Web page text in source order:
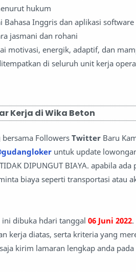
hukum
Bahasa Inggris dan aplikasi
jasmani dan rohani
motivasi, energik, adaptif, dan
di seluruh unit kerja
Kerja di Wika Beton
Followers Twitter Baru
untuk update
DIPUNGUT BIAYA. apabila
biaya seperti transportasi atau
dibuka hdari tanggal 06 Juni 2022
kerja diatas, serta kriteria yang
kirim lamaran lengkap anda